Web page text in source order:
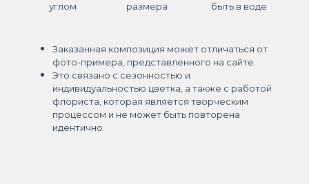
углом
размера
быть в воде
Заказанная композиция может отличаться от
фото-примера, представленного на сайте.
Это связано с сезонностью и
индивидуальностью цветка, а также с работой
флориста, которая является творческим
процессом и не может быть повторена
идентично.